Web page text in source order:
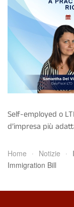
Self-employed o
d’impresa più
Home Notizie
Immigration Bill